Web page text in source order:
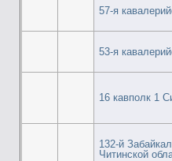
57-я
53-я
16 кавполк 1
132-й
Читинской